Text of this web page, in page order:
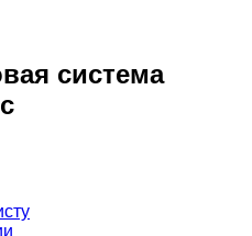
система